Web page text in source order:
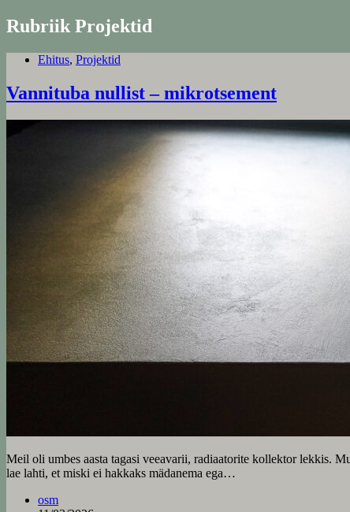
Rubriik Projektid
Ehitus, Projektid
Vannituba nullist – mikrotsement
Meil oli umbes aasta tagasi veeavarii, radiaatorite kollektor lekkis.
lae lahti, et miski ei hakkaks mädanema ega…
osm